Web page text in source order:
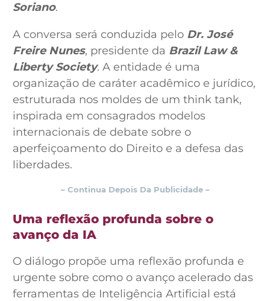
Soriano.
A conversa será conduzida pelo Dr. José
Freire Nunes, presidente da Brazil Law &
Liberty Society. A entidade é uma
organização de caráter acadêmico e jurídico,
estruturada nos moldes de um think tank,
inspirada em consagrados modelos
internacionais de debate sobre o
aperfeiçoamento do Direito e a defesa das
liberdades.
– Continua Depois Da Publicidade –
Uma reflexão profunda sobre o
avanço da IA
O diálogo propõe uma reflexão profunda e
urgente sobre como o avanço acelerado das
ferramentas de Inteligência Artificial está